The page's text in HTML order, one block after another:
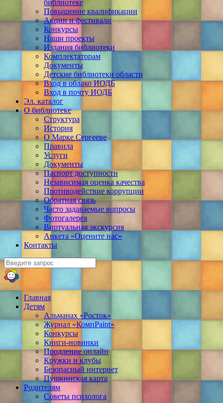
библиотеке
Повышение квалификации
Акции и фестивали
Конкурсы
Наши проекты
Издания библиотеки
Комплектаторам
Документы
Детские библиотеки области
Вход в облако ИОДБ
Вход в почту ИОДБ
Эл. каталог
О библиотеке
Структура
История
О Марке Сергееве
Правила
Услуги
Документы
Паспорт доступности
Независимая оценка качества
Противодействие коррупции
Обратная связь
Часто задаваемые вопросы
Фотогалерея
Виртуальная экскурсия
Анкета «Оцените нас»
Контакты
Главная
Детям
Альманах «Росток»
Журнал «КомпPaint»
Конкурсы
Книги-новинки
Продление онлайн
Кружки и клубы
Безопасный интернет
Пушкинская карта
Родителям
Советы психолога